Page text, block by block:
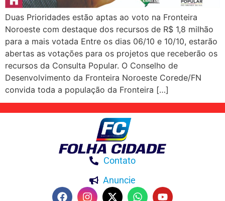
Duas Prioridades estão aptas ao voto na Fronteira
Noroeste com destaque dos recursos de R$ 1,8 milhão
para a mais votada Entre os dias 06/10 e 10/10, estarão
abertas as votações para os projetos que receberão os
recursos da Consulta Popular. O Conselho de
Desenvolvimento da Fronteira Noroeste Corede/FN
convida toda a população da Fronteira […]
Contato
Anuncie